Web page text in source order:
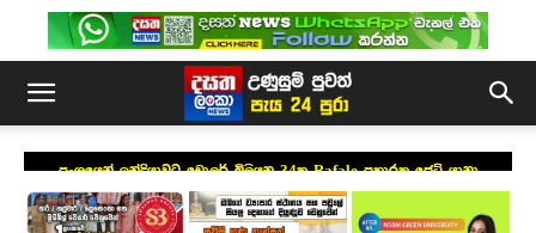
ප්‍රංශයෙන් ඉන්දියාවට ඩොලර් බිලියන 34ක Rafale ප්‍රහාරක ජෙට් යානා
යෝජනාවක්